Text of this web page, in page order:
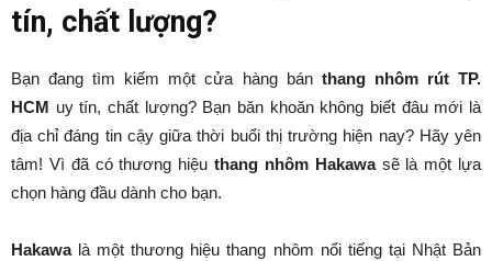
tín, chất lượng?
Bạn đang tìm kiếm một cửa hàng bán thang nhôm rút TP.
HCM uy tín, chất lượng? Bạn băn khoăn không biết đâu mới là
địa chỉ đáng tin cậy giữa thời buổi thị trường hiện nay? Hãy yên
tâm! Vì đã có thương hiệu thang nhôm Hakawasẽ là một lựa
chọn hàng đầu dành cho bạn.
Hakawalà một thương hiệu thang nhôm nổi tiếng tại Nhật Bản